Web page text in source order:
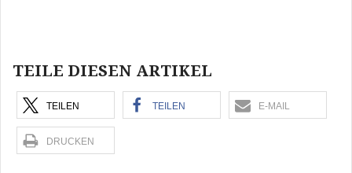
TEILE DIESEN ARTIKEL
TEILEN TEILEN E-MAIL
DRUCKEN